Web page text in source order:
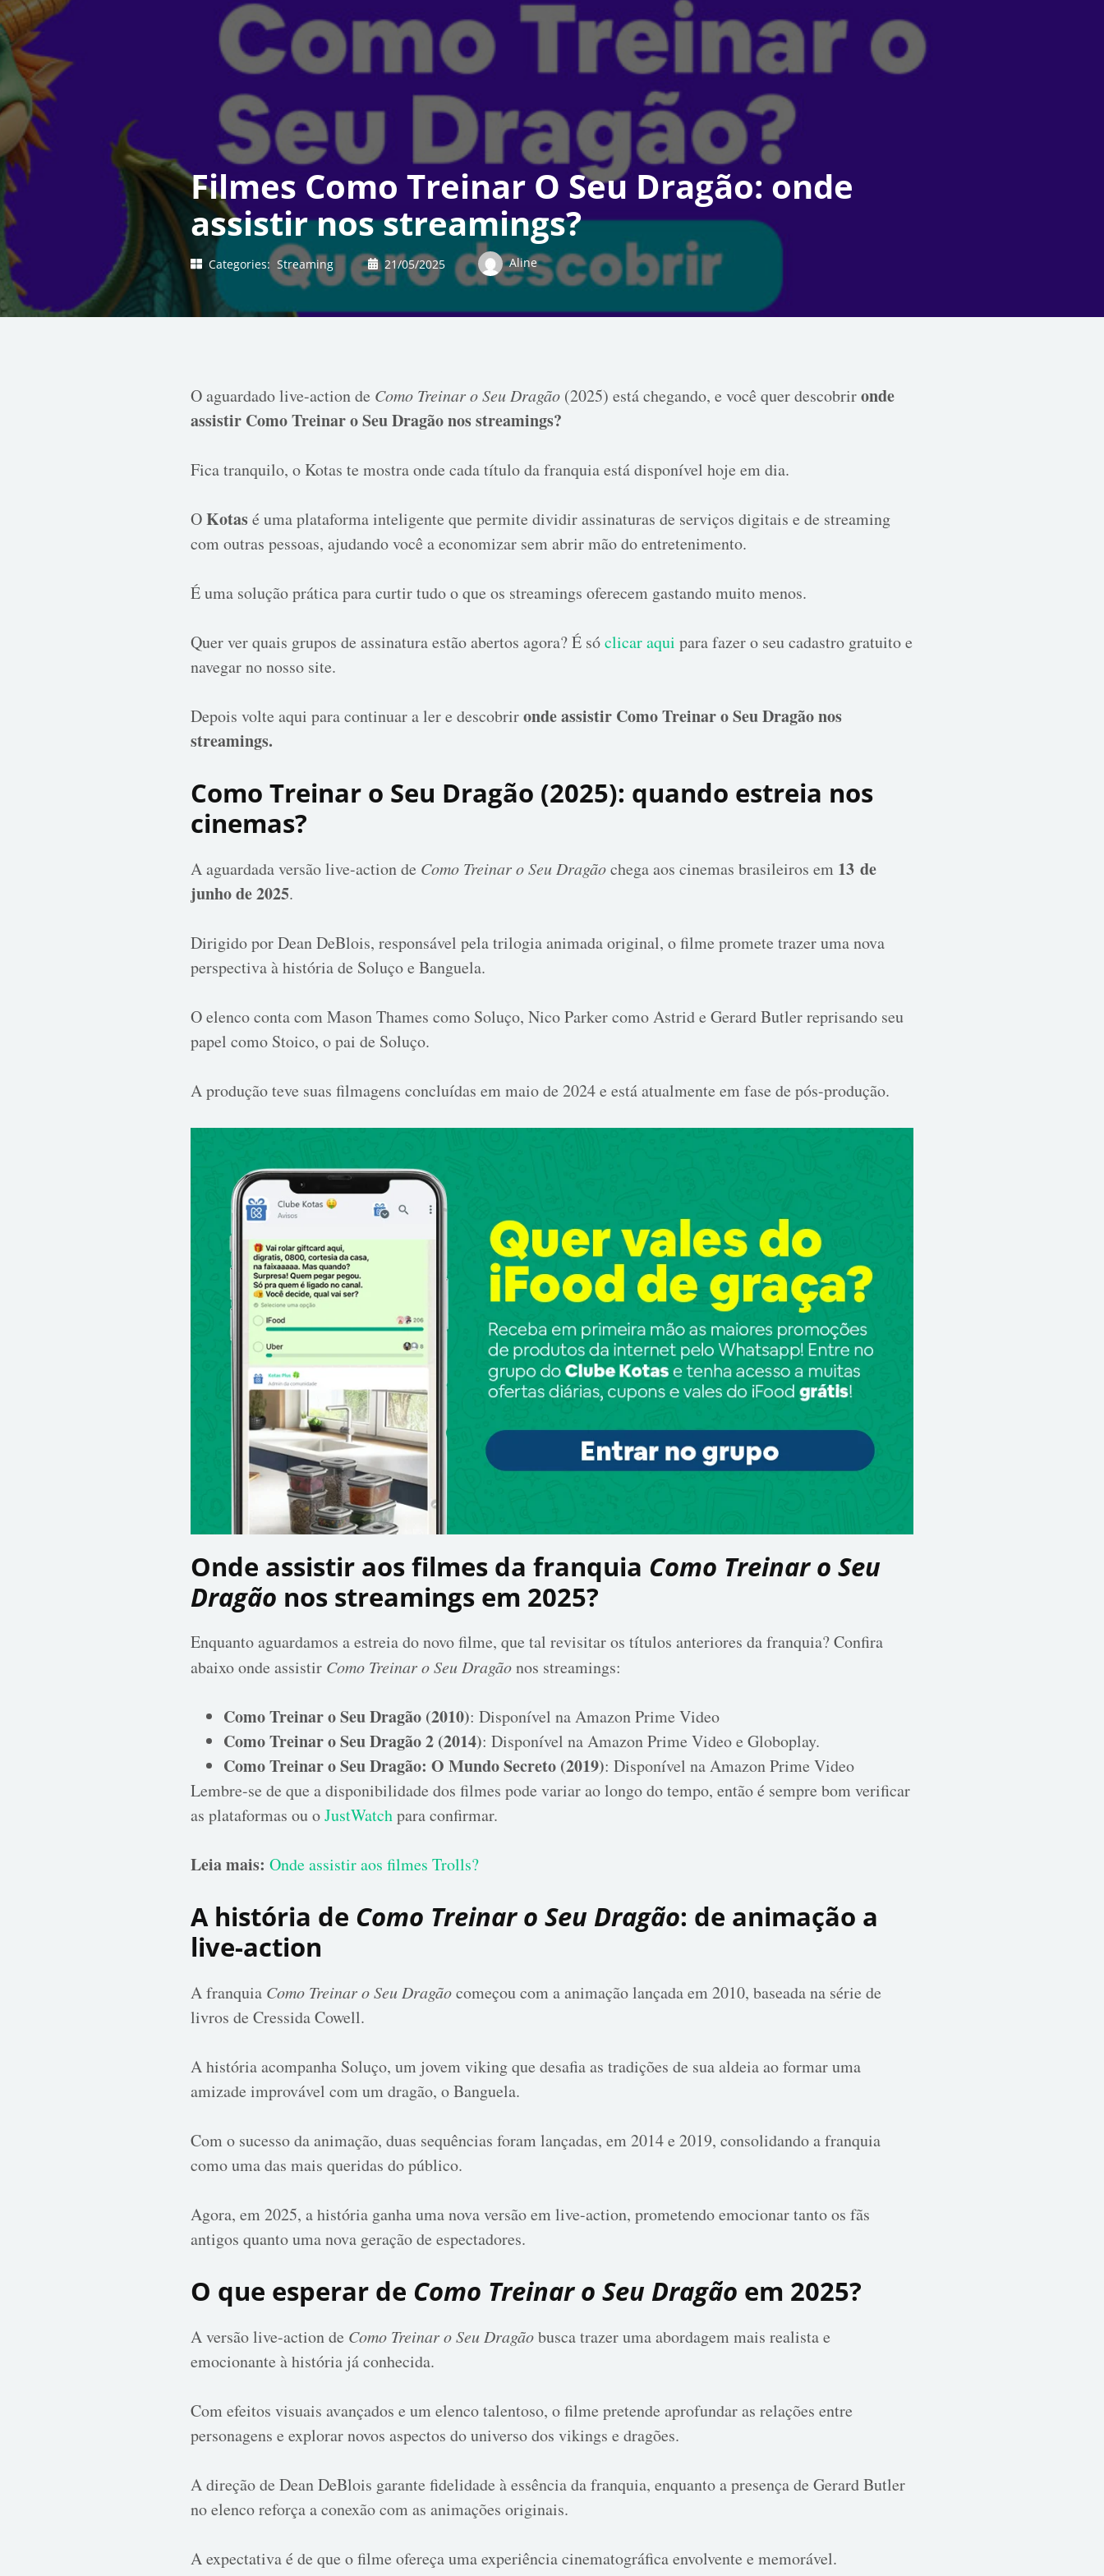
Filmes Como Treinar O Seu Dragão: onde
assistir nos streamings?
Categories: Streaming 21/05/2025 Aline
O aguardado live-action de Como Treinar o Seu Dragão (2025) está chegando, e você quer descobrironde
assistir Como Treinar o Seu Dragão nos streamings?
Fica tranquilo, o Kotas te mostra onde cada título da franquia está disponível hoje em dia.
OKotasé uma plataforma inteligente que permite dividir assinaturas de serviços digitais e de streaming
com outras pessoas, ajudando você a economizar sem abrir mão do entretenimento.
É uma solução prática para curtir tudo o que os streamings oferecem gastando muito menos.
Quer ver quais grupos de assinatura estão abertos agora? É sóclicar aqui para fazer o seu cadastro gratuito e
navegar no nosso site.
Depois volte aqui para continuar a ler e descobrironde assistir Como Treinar o Seu Dragão nos
streamings.
​Como Treinar o Seu Dragão (2025): quando estreia nos
cinemas?
A aguardada versão live-action de Como Treinar o Seu Dragãochega aos cinemas brasileiros em 13 de
junho de 2025.
Dirigido por Dean DeBlois, responsável pela trilogia animada original, o filme promete trazer uma nova
perspectiva à história de Soluço e Banguela.
O elenco conta com Mason Thames como Soluço, Nico Parker como Astrid e Gerard Butler reprisando seu
papel como Stoico, o pai de Soluço.
A produção teve suas filmagens concluídas em maio de 2024 e está atualmente em fase de pós-produção.
Onde assistir aos filmes da franquia Como Treinar o Seu
Dragão nos streamings em 2025?
Enquanto aguardamos a estreia do novo filme, que tal revisitar os títulos anteriores da franquia?Confira
abaixo onde assistir Como Treinar o Seu Dragãonos streamings:
Como Treinar o Seu Dragão (2010): Disponível na Amazon Prime Video
Como Treinar o Seu Dragão 2 (2014): Disponível na Amazon Prime Video e Globoplay.
Como Treinar o Seu Dragão: O Mundo Secreto (2019): Disponível na Amazon Prime Video
Lembre-se de que a disponibilidade dos filmes pode variar ao longo do tempo, então é sempre bom verificar
as plataformas ou oJustWatchpara confirmar.
Leia mais: Onde assistir aos filmes Trolls?​
A história de Como Treinar o Seu Dragão: de animação a
live-action
A franquia Como Treinar o Seu Dragãocomeçou com a animação lançada em 2010, baseada na série de
livros de Cressida Cowell.
A história acompanha Soluço, um jovem viking que desafia as tradições de sua aldeia ao formar uma
amizade improvável com um dragão, o Banguela.
Com o sucesso da animação, duas sequências foram lançadas, em 2014 e 2019, consolidando a franquia
como uma das mais queridas do público.
Agora, em 2025, a história ganha uma nova versão em live-action, prometendo emocionar tanto os fãs
antigos quanto uma nova geração de espectadores.
O que esperar de Como Treinar o Seu Dragão em 2025?
A versão live-action de Como Treinar o Seu Dragãobusca trazer uma abordagem mais realista e
emocionante à história já conhecida.
Com efeitos visuais avançados e um elenco talentoso, o filme pretende aprofundar as relações entre
personagens e explorar novos aspectos do universo dos vikings e dragões.
A direção de Dean DeBlois garante fidelidade à essência da franquia, enquanto a presença de Gerard Butler
no elenco reforça a conexão com as animações originais.
A expectativa é de que o filme ofereça uma experiência cinematográfica envolvente e memorável.